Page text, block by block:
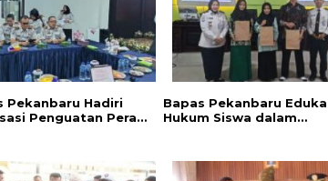
Pekanbaru Hadiri
Penguatan Peran
Bapas Pekanbaru
Hukum Siswa dalam